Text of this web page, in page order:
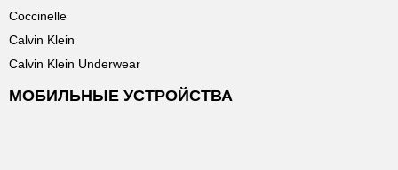
Coccinelle
Calvin Klein
Calvin Klein Underwear
МОБИЛЬНЫЕ УСТРОЙСТВА